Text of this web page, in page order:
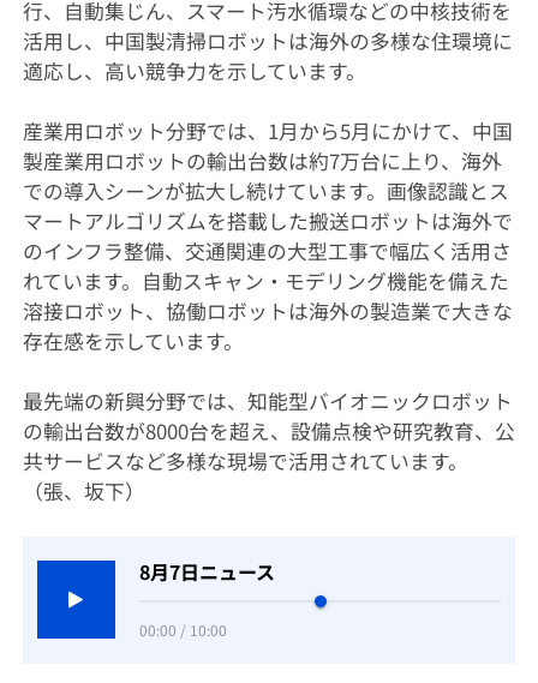
行、自動集じん、スマート汚水循環などの中核技術を
活用し、中国製清掃ロボットは海外の多様な住環境に
適応し、高い競争力を示しています。
産業用ロボット分野では、1月から5月にかけて、中国
製産業用ロボットの輸出台数は約7万台に上り、海外
での導入シーンが拡大し続けています。画像認識とス
マートアルゴリズムを搭載した搬送ロボットは海外で
のインフラ整備、交通関連の大型工事で幅広く活用さ
れています。自動スキャン・モデリング機能を備えた
溶接ロボット、協働ロボットは海外の製造業で大きな
存在感を示しています。
最先端の新興分野では、知能型バイオニックロボット
の輸出台数が8000台を超え、設備点検や研究教育、公
共サービスなど多様な現場で活用されています。
（張、坂下）
8月7日ニュース
00:00 / 10:00